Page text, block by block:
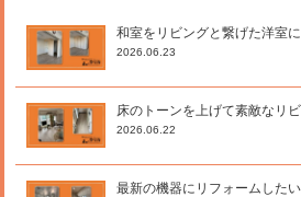
和室をリビングと繋げた洋室に
2026.06.23
床のトーンを上げて素敵なリ
2026.06.22
最新の機器にリフォームしたい